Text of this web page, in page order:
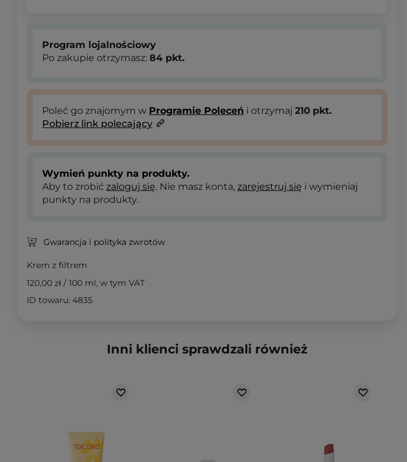
Program lojalnościowy
Po zakupie otrzymasz: 84 pkt.
Poleć go znajomym w Programie Poleceń i otrzymaj 210 pkt.
Pobierz link polecający
Wymień punkty na produkty.
Aby to zrobić zaloguj się. Nie masz konta, zarejestruj się i wymieniaj
punkty na produkty.
Gwarancja i polityka zwrotów
Krem z filtrem
120,00 zł / 100 ml, w tym VAT
ID towaru: 4835
Inni klienci sprawdzali również